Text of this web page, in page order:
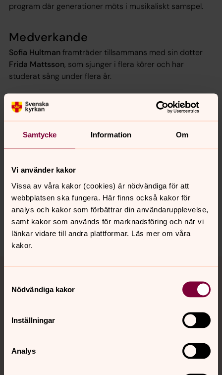
Samtycke Information Om
Vi använder kakor
Vissa av våra kakor (cookies) är nödvändiga för att
webbplatsen ska fungera. Här finns också kakor för
analys och kakor som förbättrar din användarupplevelse,
samt kakor som används för marknadsföring och när vi
länkar vidare till andra plattformar. Läs mer om våra
kakor.
Nödvändiga kakor
Inställningar
Analys
program där generationer möts i musikaliskt samspel.
Medverkande
Sofia Hultmanframträder tillsammans med sin dotter
Frida Mattsson, som sjunger i flera körer och har
studerat sång under flera år.
Tid och plats
Onsdag 12 augusti kl. 18.00 i Vrångö kyrka
Torsdag 13 augusti kl. 18.00 i Köpstadsö gamla skolhus
Synpunkter eller frågor på sidans
innehåll?
vastrafrolunda.pastorat@svenskakyrkan.se
Dela
Kalender